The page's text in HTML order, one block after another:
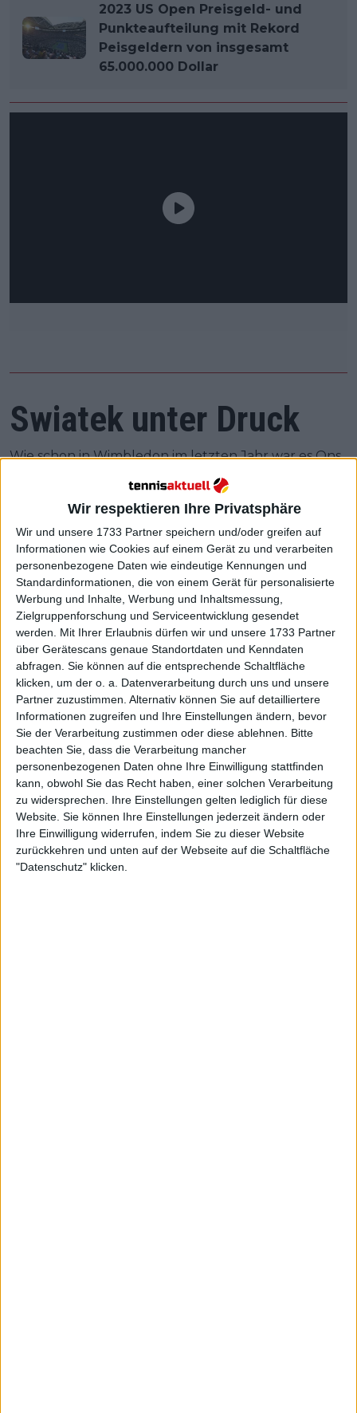
Wir respektieren Ihre Privatsphäre
Wir und unsere 1733 Partner speichern und/oder greifen auf
Informationen wie Cookies auf einem Gerät zu und verarbeiten
personenbezogene Daten wie eindeutige Kennungen und
Standardinformationen, die von einem Gerät für personalisierte
Werbung und Inhalte, Werbung und Inhaltsmessung,
Zielgruppenforschung und Serviceentwicklung gesendet
werden. Mit Ihrer Erlaubnis dürfen wir und unsere 1733 Partner
über Gerätescans genaue Standortdaten und Kenndaten
abfragen. Sie können auf die entsprechende Schaltfläche
klicken, um der o. a. Datenverarbeitung durch uns und unsere
Partner zuzustimmen. Alternativ können Sie auf detailliertere
Informationen zugreifen und Ihre Einstellungen ändern, bevor
Sie der Verarbeitung zustimmen oder diese ablehnen. Bitte
beachten Sie, dass die Verarbeitung mancher
personenbezogenen Daten ohne Ihre Einwilligung stattfinden
kann, obwohl Sie das Recht haben, einer solchen Verarbeitung
zu widersprechen. Ihre Einstellungen gelten lediglich für diese
Website. Sie können Ihre Einstellungen jederzeit ändern oder
Ihre Einwilligung widerrufen, indem Sie zu dieser Website
zurückkehren und unten auf der Webseite auf die Schaltfläche
"Datenschutz" klicken.
2023 US Open Preisgeld- und
Punkteaufteilung mit Rekord
Peisgeldern von insgesamt
65.000.000 Dollar
Swiatek unter Druck
Wie schon in Wimbledon im letzten Jahr war es Ons
Jabeur im Finale, die in einem beeindruckenden
Lauf für Swiatek eine weitere Chance auf einen
Grand Slam-Titel auf schmerzhafte Weise verlor. Sie
besiegte nacheinander Pegula, Sabalenka und
Jabeur und holte sich so zum ersten Mal den Titel in
Flushing Meadows.
Aber beginnt ihre Dominanz zu schwinden? Nach
ihrem Sieg in Roland Garros hat sie mit einer
öffentlichen Erklärung, die darauf abzielt, die
Beschimpfung von Spielern für verlorene Sätze zu
stoppen, eine Delle in ihrer Rüstung gezeigt.
Ein Merkmal ihres Spiels in letzter Zeit war oft dieser
langsame Start, gefolgt von einem verheerenden
Ende, in dem sie faszinierendes Tennis zeigte. Aber
ein besorgniserregendes Zeichen kam von der
Cincinnati-Siegerin Coco Gauff.
Die Amerikanerin, die in den letzten sieben
Begegnungen gegen Swiatek nicht gewonnen und
14 Sätze in Folge verloren hatte, knackte endlich die